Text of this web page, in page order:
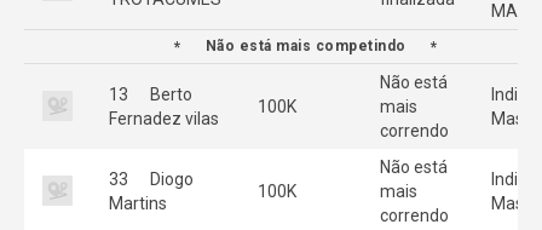
MASC
Não está mais competindo
13
Berto
Fernadez vilas
100K
Não está
mais
correndo
33
Diogo
Martins
100K
Não está
mais
correndo